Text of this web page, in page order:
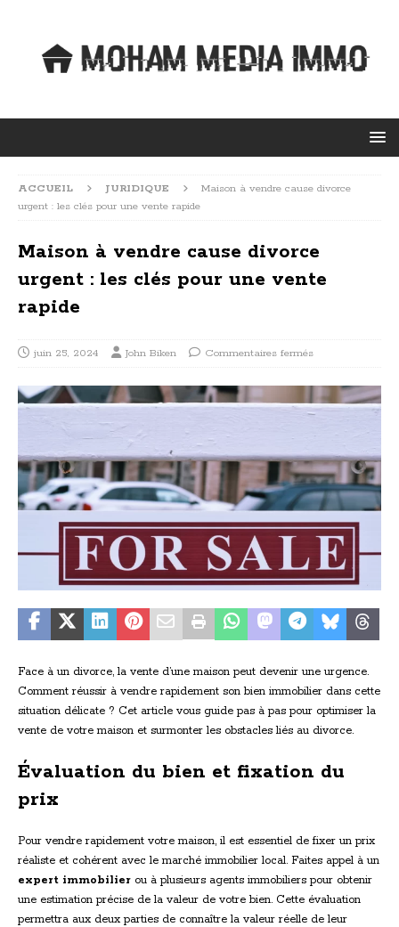
ACCUEIL JURIDIQUE
Maison à vendre cause divorce
urgent : les clés pour une vente rapide
Maison à vendre cause divorce
urgent : les clés pour une vente
rapide
juin 25, 2024 John Biken Commentaires fermés
Face à un divorce, la vente d’une maison peut devenir une urgence.
Comment réussir à vendre rapidement son bien immobilier dans cette
situation délicate ? Cet article vous guide pas à pas pour optimiser la
vente de votre maison et surmonter les obstacles liés au divorce.
Évaluation du bien et fixation du
prix
Pour vendre rapidement votre maison, il est essentiel de fixer un prix
réaliste et cohérent avec le marché immobilier local. Faites appel à un
expert immobilier ou à plusieurs agents immobiliers pour obtenir
une estimation précise de la valeur de votre bien. Cette évaluation
permettra aux deux parties de connaître la valeur réelle de leur